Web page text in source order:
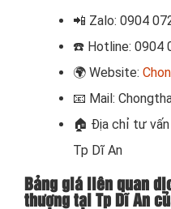
📲 Zalo: 0904
☎️ Hotline: 0904
🌍 Website:
📧 Mail:
🏠 Địa chỉ tư
Tp Dĩ An
Bảng giá liên quan
thượng tại Tp Dĩ An